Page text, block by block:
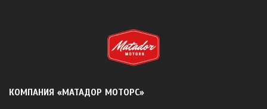
КОМПАНИЯ «МАТАДОР МОТОРС»